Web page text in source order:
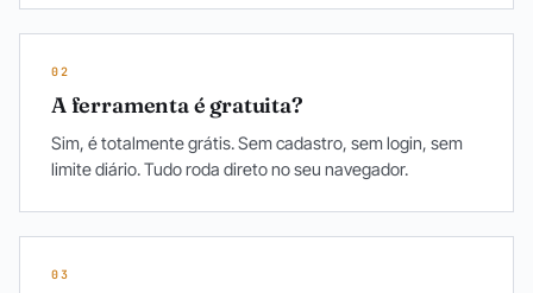
02
A ferramenta é gratuita?
Sim, é totalmente grátis. Sem cadastro, sem login, sem
limite diário. Tudo roda direto no seu navegador.
03